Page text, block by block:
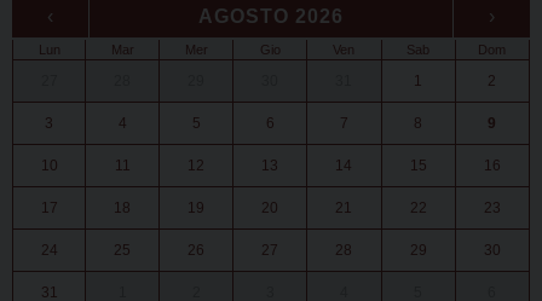
‹ AGOSTO 2026 ›
Lun Mar Mer Gio Ven Sab Dom
1 2
3 4 5 6 7 8 9
10 11 12 13 14 15 16
17 18 19 20 21 22 23
24 25 26 27 28 29 30
31